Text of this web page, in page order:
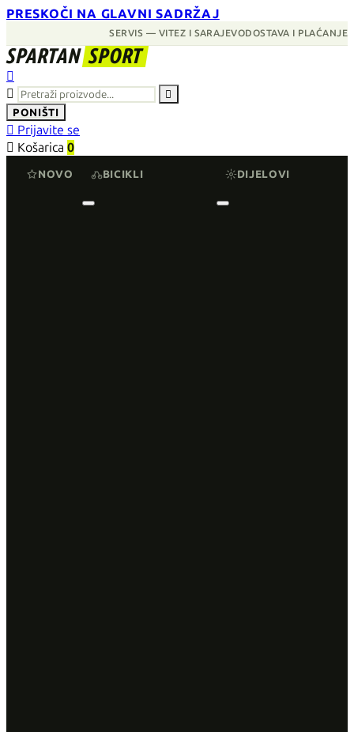
PRESKOČI NA GLAVNI SADRŽAJ
SERVIS — VITEZ I SARAJEVODOSTAVA I PLAĆANJE
SPARTAN SPORT



PONIŠTI
 Prijavite se
 Košarica 0
NOVO BICIKLI DIJELOVI